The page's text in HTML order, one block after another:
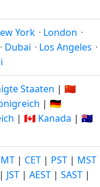
York · London ·
· Dubai · Los Angeles ·
Staaten | 🇨🇳
| 🇩🇪
| 🇨🇦 Kanada | 🇦🇺
| CET | PST | MST
| JST | AEST | SAST |